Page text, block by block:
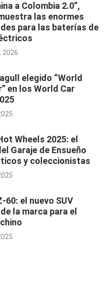
a Colombia 2.0”,
las enormes
para las baterías de
2026
elegido “World
en los World Car
Wheels 2025: el
Garaje de Ensueño
y coleccionistas
60: el nuevo SUV
la marca para el